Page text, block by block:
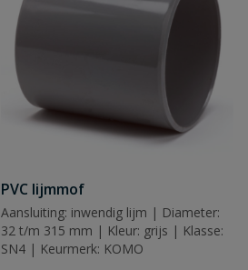
PVC lijmmof
Aansluiting: inwendig lijm | Diameter:
32 t/m 315 mm | Kleur: grijs | Klasse:
SN4 | Keurmerk: KOMO